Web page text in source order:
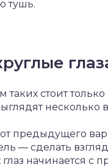
тушь.
таких стоит
несколько
предыдущего
— сделать
начинается с